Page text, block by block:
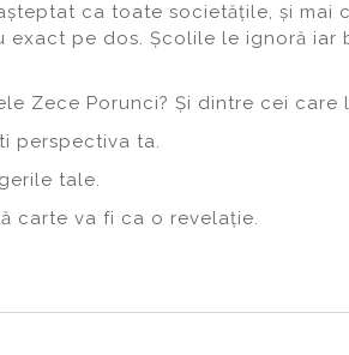
ca toate societățile, și mai
pe dos. Școlile le ignoră
Zece Porunci? Și dintre cei care
perspectiva ta.
tale.
carte va fi ca o revelație.